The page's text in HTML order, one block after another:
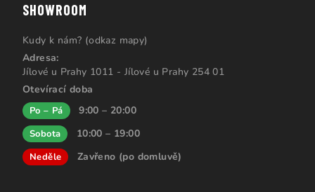
SHOWROOM
Kudy k nám? (odkaz mapy)
Adresa:
Jílové u Prahy 1011 - Jílové u Prahy 254 01
Otevírací doba
Po – Pá 9:00 – 20:00
Sobota 10:00 – 19:00
Neděle Zavřeno (po domluvě)